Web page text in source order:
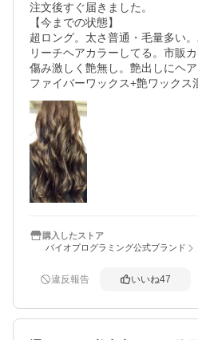
注文後すぐ届きました。
【今までの状態】
超ロング。太さ普通・毛量多い
リーチヘアカラーしてる。市販
傷み激しく艶無し。艶出しにヘ
ファイバーワックス+艶ワックス
【ヘアビューロン使用して】
１日目。シャントリ後オイル無
ロン160℃でカール。普通のアイ
にはならず。
２日目。シャントリ後オイル有
ル。見事な艶出る。カールは２〜
う半乾燥。40〜80℃でゆっくり
0℃でカール。髪柔らかくなり艶
４日目。シャントリ後オイル有
ス軽く付け180℃でカール。艶々
購入したストア
バイオプログラミング公式ブランド
違反報告 いいね47